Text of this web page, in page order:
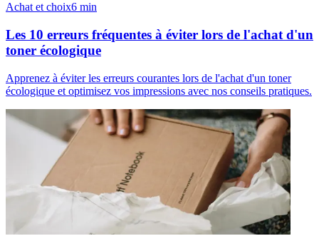
Achat et choix6 min
Les 10 erreurs fréquentes à éviter lors de l'achat d'un
toner écologique
Apprenez à éviter les erreurs courantes lors de l'achat d'un toner
écologique et optimisez vos impressions avec nos conseils pratiques.